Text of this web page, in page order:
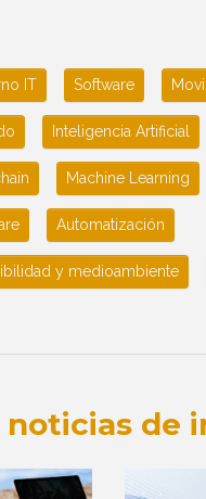
IT Software
Inteligencia Artificial
Machine Learning
Automatización
y medioambiente
noticias de